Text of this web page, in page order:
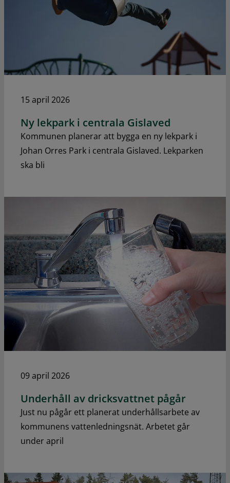
15 april 2026
Ny lekpark i centrala Gislaved
Kommunen planerar att bygga en ny lekpark i
Johan Orres Park i centrala Gislaved. Lekparken
ska bli
09 april 2026
Underhåll av dricksvattnet pågår
Just nu pågår ett planerat underhållsarbete av
kommunens vattenledningsnät. Arbetet går
under april